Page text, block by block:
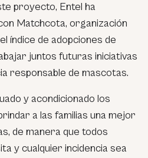
proyecto, Entel ha
Matchcota, organización
índice de adopciones de
juntos futuras iniciativas
responsable de mascotas.
y acondicionado los
a las familias una mejor
de manera que todos
y cualquier incidencia sea